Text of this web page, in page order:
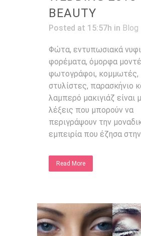
BEAUTY
Posted at 15:57h in Blog
Φώτα, εντυπωσιακά
φορέματα, όμορφα
φωτογράφοι, κομμωτές,
στυλίστες, παρασκήνιο
λαμπερό μακιγιάζ είναι
λέξεις που μπορούν να
περιγράψουν την
εμπειρία που έζησα στην
Read More